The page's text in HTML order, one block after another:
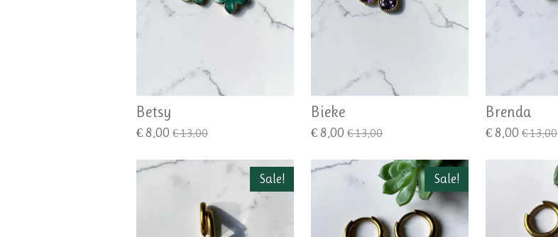
Betsy
€ 8,00 € 13,00
Bieke
€ 8,00 € 13,00
Brenda
€ 8,00 € 13,00
Sale! Sale!